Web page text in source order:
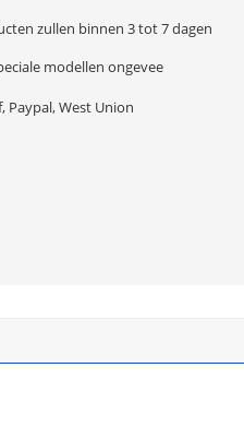
zullen binnen 3 tot 7 dagen
modellen ongevee
Paypal, West Union